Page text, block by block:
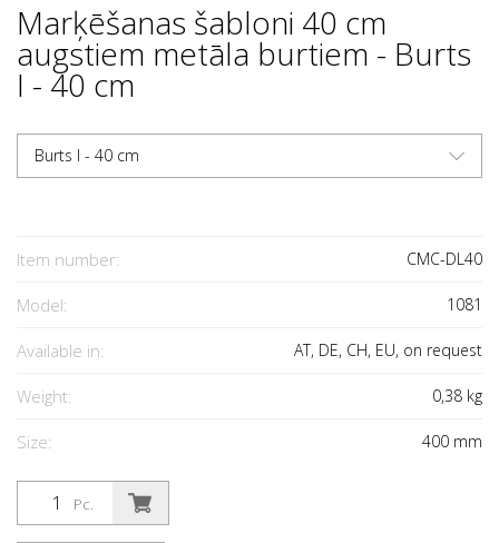
Marķēšanas šabloni 40 cm
augstiem metāla burtiem - Burts
I - 40 cm
Burts I - 40 cm
Item number: CMC-DL40
Model: 1081
Available in: AT, DE, CH, EU, on request
Weight: 0,38 kg
Size: 400 mm
Pc.